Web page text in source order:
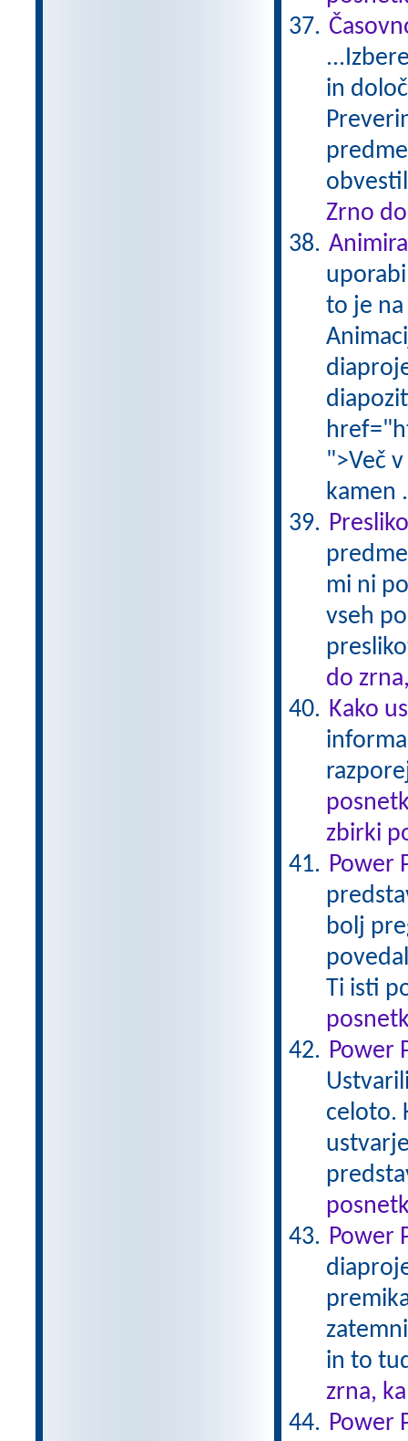
in
Zrno
to je na
">Več
kamen
mi ni
vseh
do
Kako
zbirki
Power
bolj
Ti isti
Power
celoto.
Power
in to
zrna,
Power